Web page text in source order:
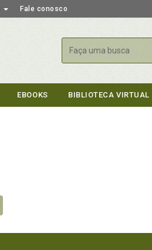
Fale conosco
Buscar
EBOOKS BIBLIOTECA VIRTUAL